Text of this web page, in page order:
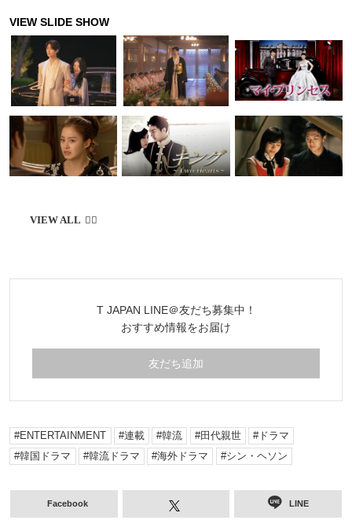
T JAPAN LINE＠友だち募集中！
おすすめ情報をお届け
友だち追加
ENTERTAINMENT 連載 韓流 田代親世
ドラマ
韓国ドラマ
韓流ドラマ 海外ドラマ シン・ヘソン
Facebook LINE